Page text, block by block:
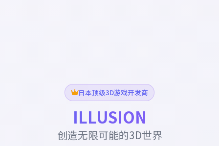
日本顶级3D游戏开发商
ILLUSION
创造无限可能的3D世界